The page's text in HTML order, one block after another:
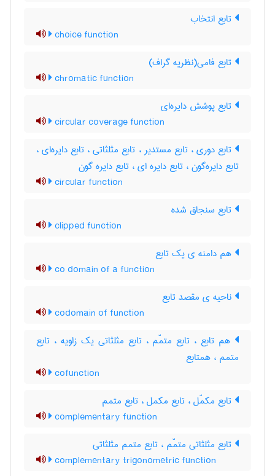
تابع انتخاب
choice function
تابع فامی(نظریه گراف)
chromatic function
تابع پوشش دایره‌ای
circular coverage function
تابع دوری ، تابع مستدیر ، تابع مثلثاتی ، تابع دایره‌ای ،
تابع دایره‌گون ، تابع دایره ای ، تابع دایره گون
circular function
تابع سنجاق شده
clipped function
هم دامنه ی یک تابع
co domain of a function
ناحیه ی مقصد تابع
codomain of function
هم تابع ، تابع متمّم ، تابع مثلثاتی یک زاویه ، تابع
متمم ، همتابع
cofunction
تابع مکمّل ، تابع مکمل ، تابع متمم
complementary function
تابع مثلثاتی متمّم ، تابع متمم مثلثاتی
complementary trigonometric function